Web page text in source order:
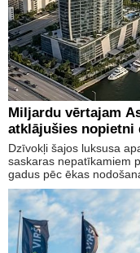
Miljardu vērtajam
atklājušies nopietni
Dzīvokļi šajos luksusa
saskaras nepatīkamiem
gadus pēc ēkas